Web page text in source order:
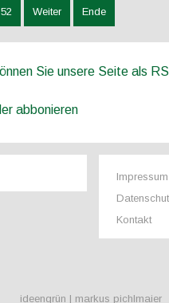
52 Weiter Ende
Sie unsere Seite als
abbonieren
Impressum
Kontakt
ideengrün | markus pichlmaier